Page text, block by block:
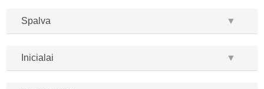
Spalva ▼
Inicialai ▼